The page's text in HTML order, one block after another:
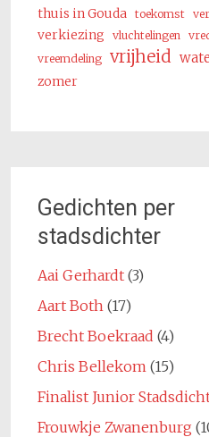
thuis in Gouda toekomst
verkiezing vluchtelingen
vreemdeling
vrijheid
zomer
Gedichten per
stadsdichter
Aai Gerhardt(3)
Aart Both(17)
Brecht Boekraad (4)
Chris Bellekom(15)
Finalist Junior
Frouwkje Zwanenburg